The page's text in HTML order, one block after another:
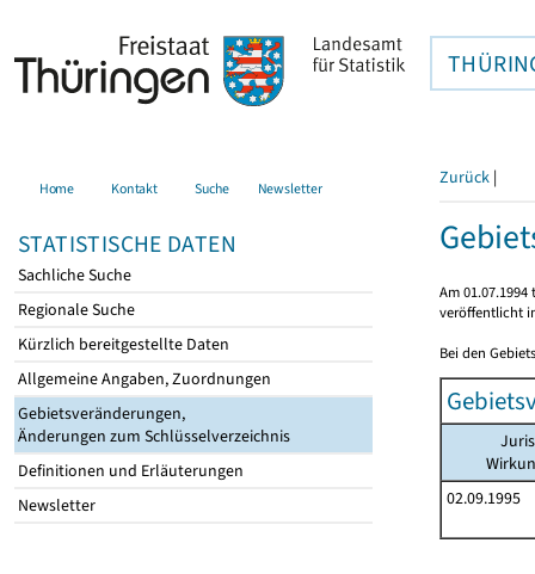
Home Kontakt Suche Newsletter
STATISTISCHE DATEN
Sachliche Suche
Regionale Suche
Kürzlich bereitgestellte Daten
Allgemeine Angaben, Zuordnungen
Gebietsveränderungen,
Änderungen zum Schlüsselverzeichnis
Definitionen und Erläuterungen
Newsletter
Zurück |
Am
veröffentlicht
Bei den
02.09.1995